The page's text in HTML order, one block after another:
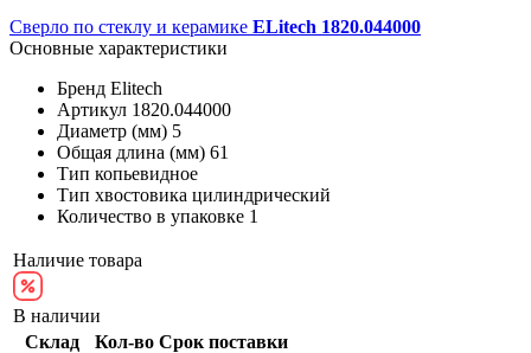
Сверло по стеклу и керамике ELitech 1820.044000
Основные характеристики
Бренд Elitech
Артикул 1820.044000
Диаметр (мм) 5
Общая длина (мм) 61
Тип копьевидное
Тип хвостовика цилиндрический
Количество в упаковке 1
Наличие товара
В наличии
Склад
Кол-во Срок поставки